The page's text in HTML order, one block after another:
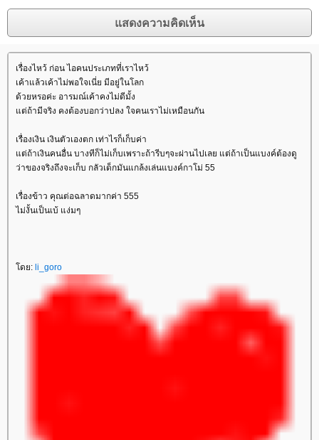
เรื่องไหว้ ก่อน ไอคนประเภทที่เราไหว้
เค้าแล้วเค้าไม่พอใจเนี่ย มีอยู่ในโลก
ด้วยหรอค่ะ อารมณ์เค้าคงไม่ดีมั้ง
ต่ถ้ามีจริง คงต้องบอกว่าปลง ใจคนเราไม่เหมือนกัน
เรื่องเงิน เงินตัวเองตก เท่าไรก็เก็บค่า
ต่ถ้าเงินคนอื่น บางทีก็ไม่เก็บเพราะถ้ารีบๆจะผ่านไปเลย แต่ถ้าเป็นแบงค์ต้องดู
ว่าของจริงถึงจะเก็บ กลัวเด็กมันแกล้งเล่นแบงค์กาโม่ 55
เรื่องข้าว คุณต่อฉลาดมากค่า 555
ไม่งั้นเป็นเบ้ แง่มๆ
ดย: li_goro